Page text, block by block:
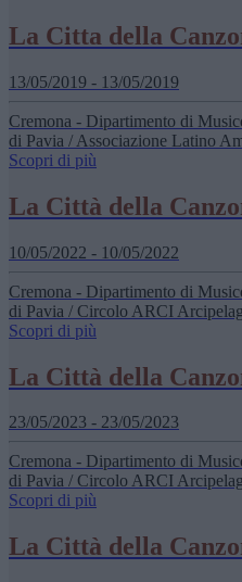
La Citta della
13/05/2019 - 13/05/2019
Cremona - Dipartimento di
di Pavia / Associazione Latino
Scopri di più
La Città della
10/05/2022 - 10/05/2022
Cremona - Dipartimento di
di Pavia / Circolo ARCI
Scopri di più
La Città della
23/05/2023 - 23/05/2023
Cremona - Dipartimento di
di Pavia / Circolo ARCI
Scopri di più
La Città della